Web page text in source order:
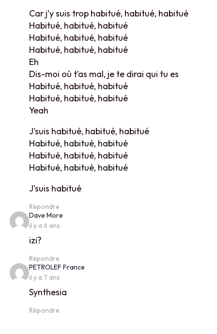
Car j’y suis trop habitué, habitué, habitué
Habitué, habitué, habitué
Habitué, habitué, habitué
Habitué, habitué, habitué
Eh
Dis-moi où t’as mal, je te dirai qui tu es
Habitué, habitué, habitué
Habitué, habitué, habitué
Yeah
J’suis habitué, habitué, habitué
Habitué, habitué, habitué
Habitué, habitué, habitué
Habitué, habitué, habitué
J’suis habitué
Répondre
Dave More
il y a 6 ans
izi?
Répondre
PETROLEF France
il y a 7 ans
Synthesia
Répondre